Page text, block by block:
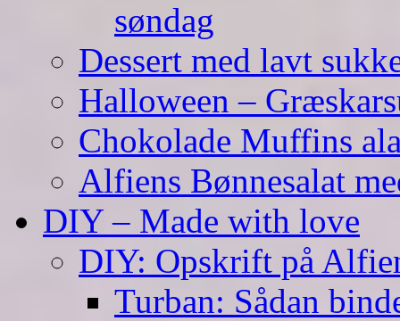
søndag
Dessert med lavt
Halloween –
Chokolade Muffins
Alfiens Bønnesalat
DIY – Made with love
DIY: Opskrift på
Turban: Sådan